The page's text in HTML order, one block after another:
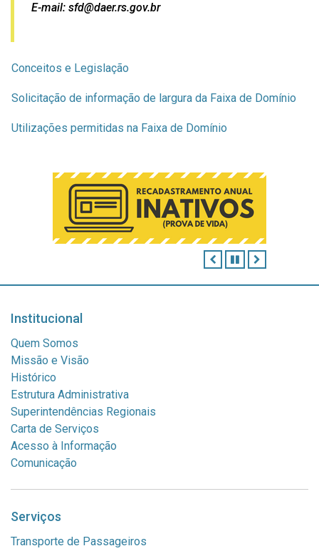
E-mail: sfd@daer.rs.gov.br
Conceitos e Legislação
Solicitação de informação de largura da Faixa de Domínio
Utilizações permitidas na Faixa de Domínio
ANTERIOR
PAUSAR
Institucional
Quem Somos
Missão e Visão
Histórico
Estrutura Administrativa
Superintendências Regionais
Carta de Serviços
Acesso à Informação
Comunicação
Serviços
Transporte de Passageiros